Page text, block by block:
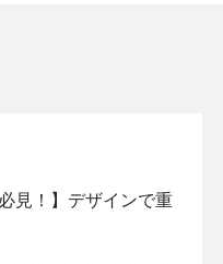
必見！】デザインで重